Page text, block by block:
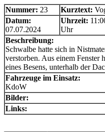
Nummer: 23 Kurztext:
Datum:
07.07.2024
Uhrzeit:
Uhr
Beschreibung:
Schwalbe hatte sich in
verstorben. Aus einem Fenster
eines Besens, unterhalb der
Fahrzeuge im Einsatz:
KdoW
Bilder:
Links: